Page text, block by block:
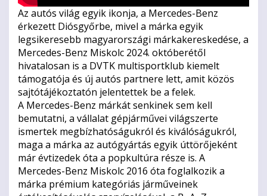
Az autós világ egyik ikonja, a Mercedes-Benz
érkezett Diósgyőrbe, mivel a márka egyik
legsikeresebb magyarországi márkakereskedése, a
Mercedes-Benz Miskolc 2024. októberétől
hivatalosan is a DVTK multisportklub kiemelt
támogatója és új autós partnere lett, amit közös
sajtótájékoztatón jelentettek be a felek.
A Mercedes-Benz márkát senkinek sem kell
bemutatni, a vállalat gépjárművei világszerte
ismertek megbízhatóságukról és kiválóságukról,
maga a márka az autógyártás egyik úttörőjeként
már évtizedek óta a popkultúra része is. A
Mercedes-Benz Miskolc 2016 óta foglalkozik a
márka prémium kategóriás járműveinek